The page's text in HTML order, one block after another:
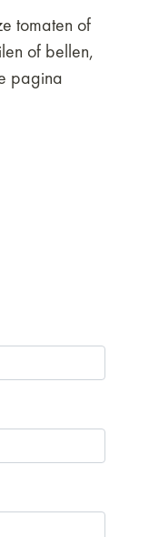
tomaten of
of bellen,
pagina